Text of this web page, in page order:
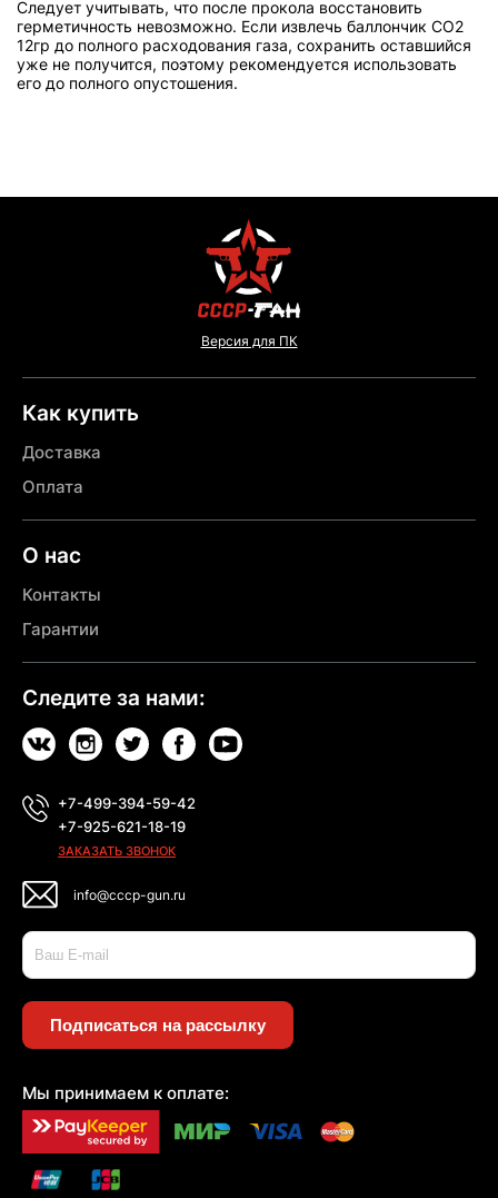
Следует учитывать, что после прокола восстановить
герметичность невозможно. Если извлечь баллончик СО2
12гр до полного расходования газа, сохранить оставшийся
уже не получится, поэтому рекомендуется использовать
его до полного опустошения.
Версия для ПК
Как купить
Доставка
Оплата
О нас
Контакты
Гарантии
Следите за нами:
+7-499-394-59-42
+7-925-621-18-19
ЗАКАЗАТЬ ЗВОНОК
info@cccp-gun.ru
Подписаться на рассылку
Мы принимаем к оплате: